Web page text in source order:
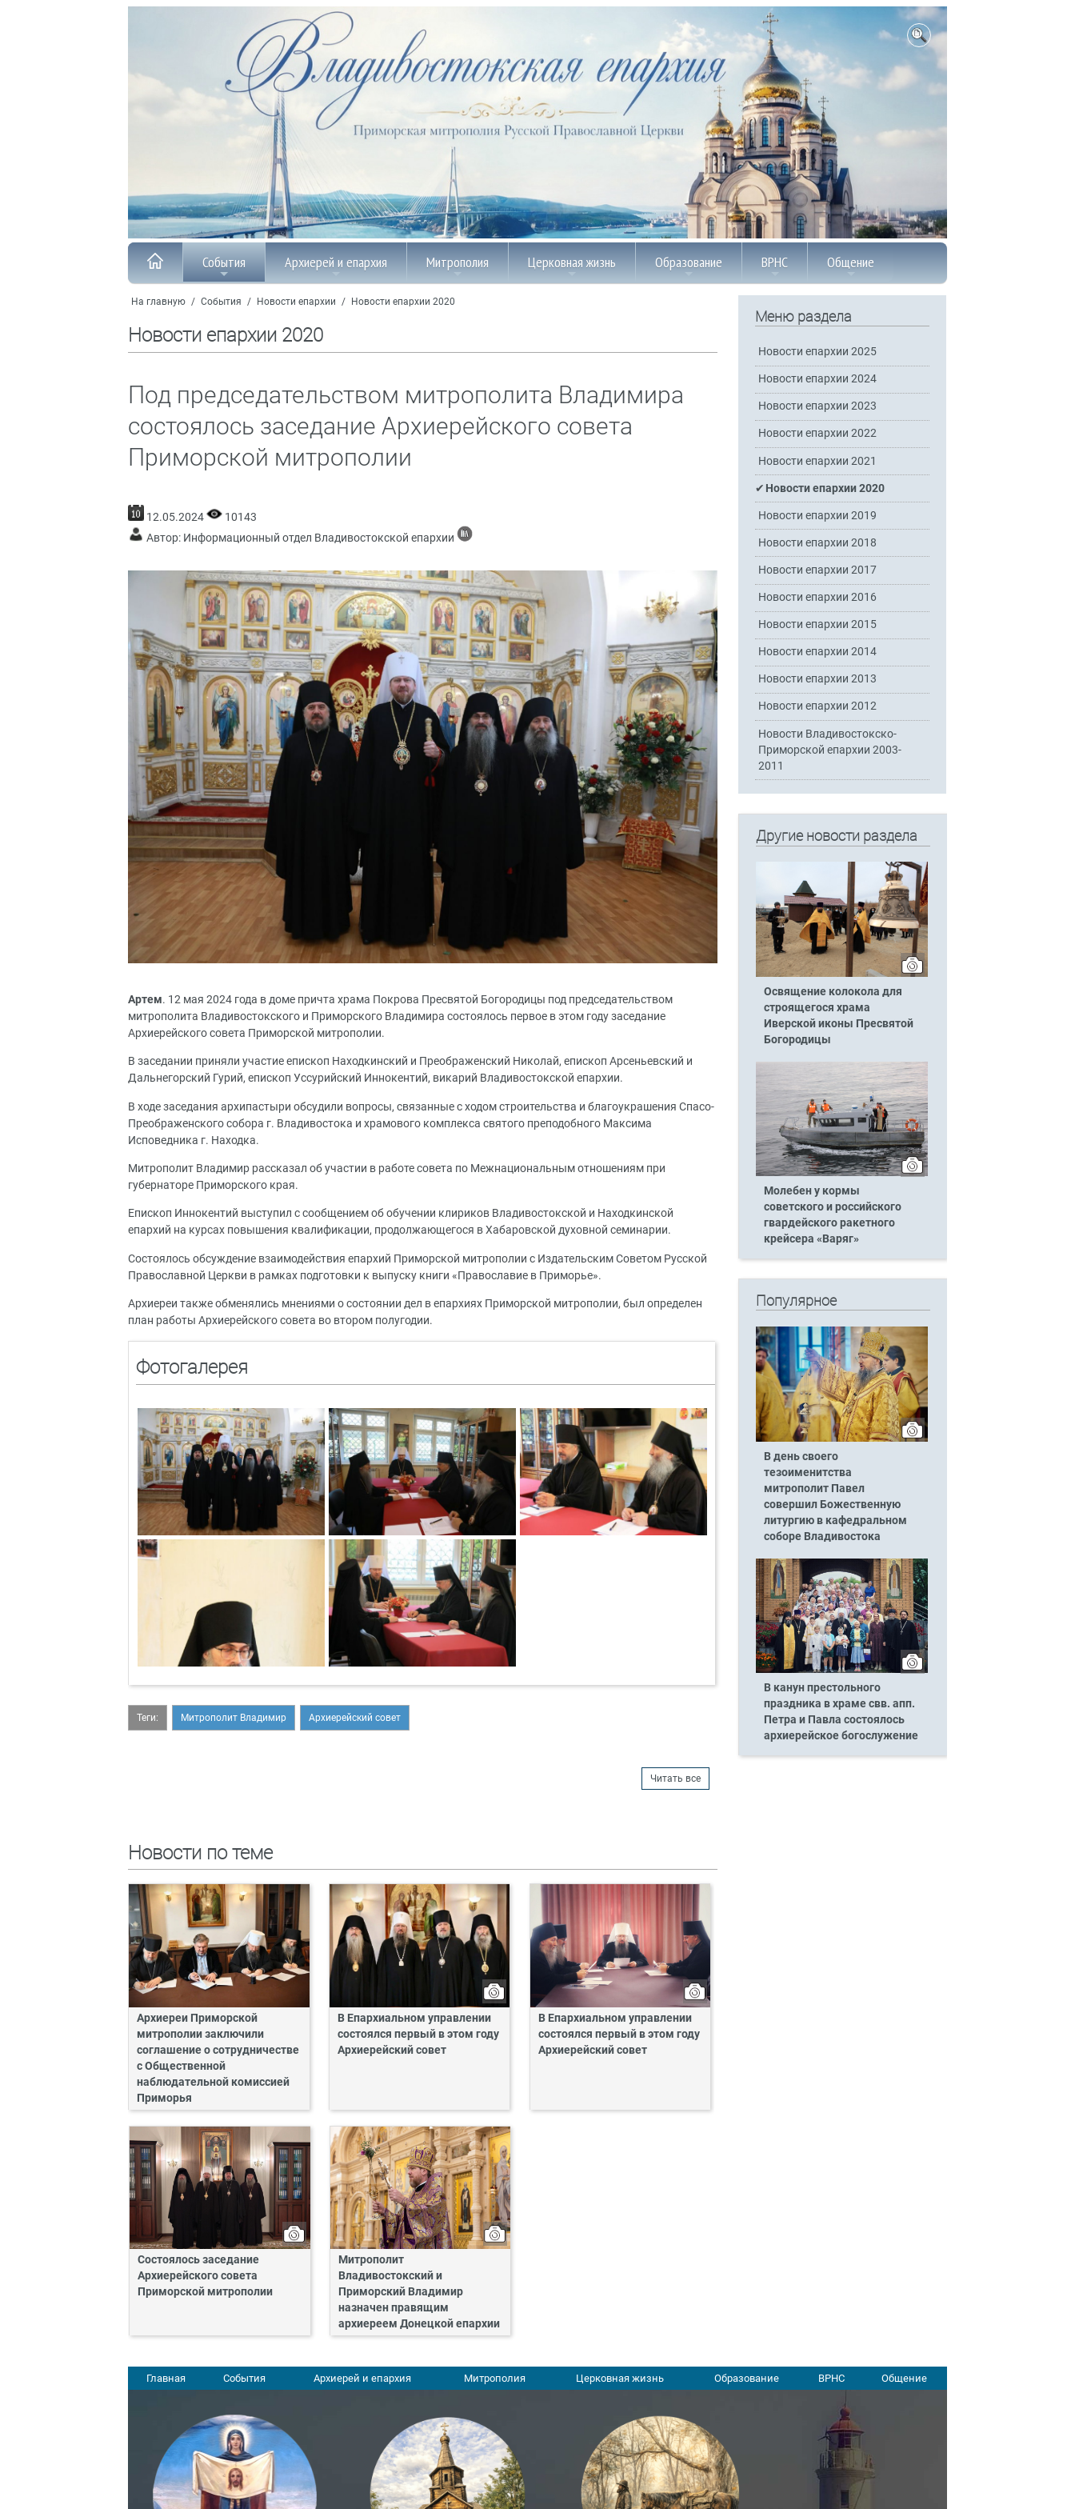
События Архиерей и епархия Митрополия Церковная жизнь Образование ВРНС Общение
На главную / События / Новости епархии / Новости епархии 2020
Новости епархии 2020
Под председательством митрополита Владимира
состоялось заседание Архиерейского совета
Приморской митрополии
12.05.2024
10143
Автор: Информационный отдел Владивостокской епархии
Артем. 12 мая 2024 года в доме причта храма Покрова Пресвятой Богородицы под председательством
митрополита Владивостокского и Приморского Владимира состоялось первое в этом году заседание
Архиерейского совета Приморской митрополии.
В заседании приняли участие епископ Находкинский и Преображенский Николай, епископ Арсеньевский и
Дальнегорский Гурий, епископ Уссурийский Иннокентий, викарий Владивостокской епархии.
В ходе заседания архипастыри обсудили вопросы, связанные с ходом строительства и благоукрашения Спасо-
Преображенского собора г. Владивостока и храмового комплекса святого преподобного Максима
Исповедника г. Находка.
Митрополит Владимир рассказал об участии в работе совета по Межнациональным отношениям при
губернаторе Приморского края.
Епископ Иннокентий выступил с сообщением об обучении клириков Владивостокской и Находкинской
епархий на курсах повышения квалификации, продолжающегося в Хабаровской духовной семинарии.
Состоялось обсуждение взаимодействия епархий Приморской митрополии с Издательским Советом Русской
Православной Церкви в рамках подготовки к выпуску книги «Православие в Приморье».
Архиереи также обменялись мнениями о состоянии дел в епархиях Приморской митрополии, был определен
план работы Архиерейского совета во втором полугодии.
Фотогалерея
Теги: Митрополит Владимир Архиерейский совет
Читать все
Новости по теме
Архиереи Приморской
митрополии заключили
соглашение о сотрудничестве
с Общественной
наблюдательной комиссией
Приморья
В Епархиальном управлении
состоялся первый в этом году
Архиерейский совет
В Епархиальном управлении
состоялся первый в этом году
Архиерейский совет
Состоялось заседание
Архиерейского совета
Приморской митрополии
Митрополит
Владивостокский и
Приморский Владимир
назначен правящим
архиереем Донецкой епархии
Меню раздела
Новости епархии 2025
Новости епархии 2024
Новости епархии 2023
Новости епархии 2022
Новости епархии 2021
Новости епархии 2020
Новости епархии 2019
Новости епархии 2018
Новости епархии 2017
Новости епархии 2016
Новости епархии 2015
Новости епархии 2014
Новости епархии 2013
Новости епархии 2012
Новости Владивостокско-
Приморской епархии 2003-
2011
Другие новости раздела
Освящение колокола для
строящегося храма
Иверской иконы Пресвятой
Богородицы
Молебен у кормы
советского и российского
гвардейского ракетного
крейсера «Варяг»
Популярное
В день своего
тезоименитства
митрополит Павел
совершил Божественную
литургию в кафедральном
соборе Владивостока
В канун престольного
праздника в храме свв. апп.
Петра и Павла состоялось
архиерейское богослужение
Главная События Архиерей и епархия Митрополия Церковная жизнь Образование ВРНС Общение